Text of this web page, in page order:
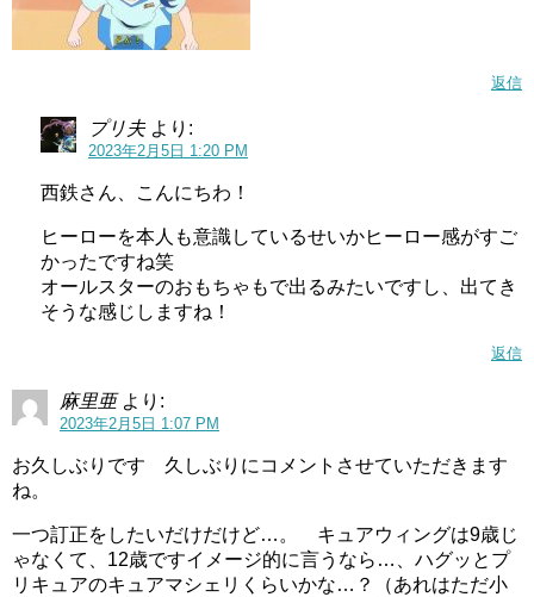
返信
プリ夫 より:
2023年2月5日 1:20 PM
西鉄さん、こんにちわ！
ヒーローを本人も意識しているせいかヒーロー感がすご
かったですね笑
オールスターのおもちゃもで出るみたいですし、出てき
そうな感じしますね！
返信
麻里亜 より:
2023年2月5日 1:07 PM
お久しぶりです 久しぶりにコメントさせていただきます
ね。
一つ訂正をしたいだけだけど…。 キュアウィングは9歳じ
ゃなくて、12歳ですイメージ的に言うなら…、ハグッとプ
リキュアのキュアマシェリくらいかな…？（あれはただ小